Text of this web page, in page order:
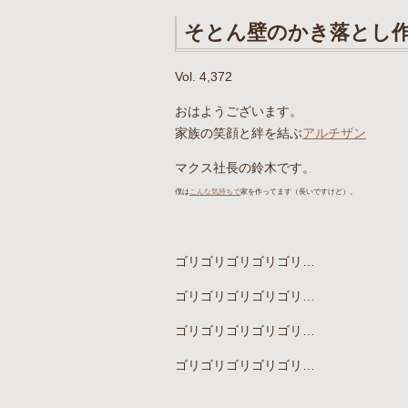
そとん壁のかき落とし
Vol. 4,372
おはようございます。
家族の笑顔と絆を結ぶアルチザン
マクス社長の鈴木です。
僕は こんな気持ちで家を作ってます （長いですけど） 。
ゴリゴリゴリゴリゴリ…
ゴリゴリゴリゴリゴリ…
ゴリゴリゴリゴリゴリ…
ゴリゴリゴリゴリゴリ…